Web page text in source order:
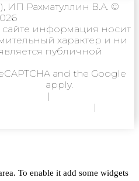
ИП Рахматуллин В.А. ©
сайте информация носит
характер и ни
публичной
and the Google
apply.
|
|
To enable it add some widgets